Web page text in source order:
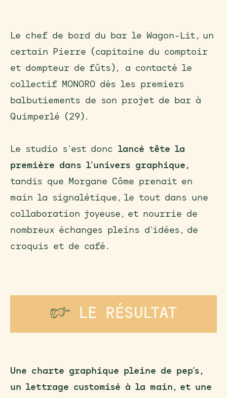
Le chef de bord du bar le Wagon-Lit, un
certain Pierre (capitaine du comptoir
et dompteur de fûts), a contacté le
collectif MONORO dès les premiers
balbutiements de son projet de bar à
Quimperlé (29).
Le studio s'est donc lancé tête la
première dans l’univers graphique,
tandis que Morgane Côme prenait en
main la signalétique, le tout dans une
collaboration joyeuse, et nourrie de
nombreux échanges pleins d’idées, de
croquis et de café.
F LE RÉSULTAT
Une charte graphique pleine de pep’s,
un lettrage customisé à la main, et une